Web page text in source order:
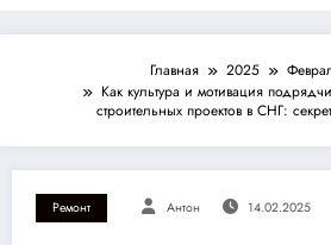
Главная 2025
Как культура и мотивация
строительных проектов в СНГ:
Ремонт Антон 14.02.2025